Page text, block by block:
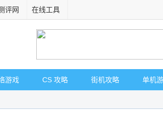
评网 在线工具
游戏 CS 攻略 街机攻略 单机